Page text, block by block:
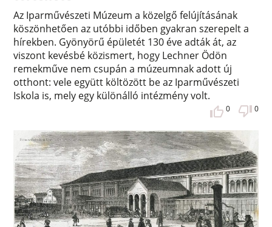
Az Iparművészeti Múzeum a közelgő felújításának
köszönhetően az utóbbi időben gyakran szerepelt a
hírekben. Gyönyörű épületét 130 éve adták át, az
viszont kevésbé közismert, hogy Lechner Ödön
remekműve nem csupán a múzeumnak adott új
otthont: vele együtt költözött be az Iparművészeti
Iskola is, mely egy különálló intézmény volt.
0 0